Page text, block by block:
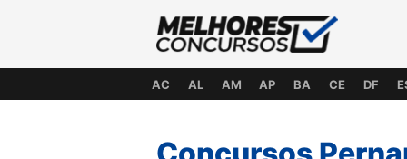
AC AL AM AP BA CE DF